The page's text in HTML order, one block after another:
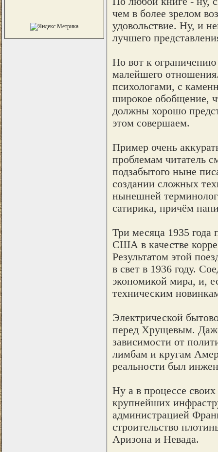
чем в более зрелом
удовольствие. Ну, и
лучшего
Но вот к ограничению
малейшего
психологами, с
широкое обобщение,
должны хорошо
этом совершаем.
Пример очень
проблемам читатель
подзабытого ныне
создании сложных
нынешней
сатирика, причём
Три месяца 1935
США в качестве
Результатом этой
в свет в 1936 году.
экономикой мира, и,
техническим
Электрической
перед Хрущевым.
зависимости от
лимбам и кругам
реальности был
Ну а в процессе
крупнейших
администрацией
строительство
Аризона и Невада.